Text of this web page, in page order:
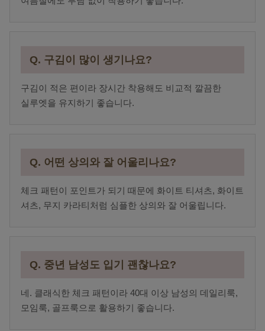
Q. 구김이 많이 생기나요?
구김이 적은 편이라 장시간 착용해도 비교적 깔끔한
실루엣을 유지하기 좋습니다.
Q. 어떤 상의와 잘 어울리나요?
체크 패턴이 포인트가 되기 때문에 화이트 티셔츠, 화이트
셔츠, 무지 카라티처럼 심플한 상의와 잘 어울립니다.
Q. 중년 남성도 입기 괜찮나요?
네. 클래식한 체크 패턴이라 40대 이상 남성의 데일리룩,
모임룩, 골프룩으로 활용하기 좋습니다.